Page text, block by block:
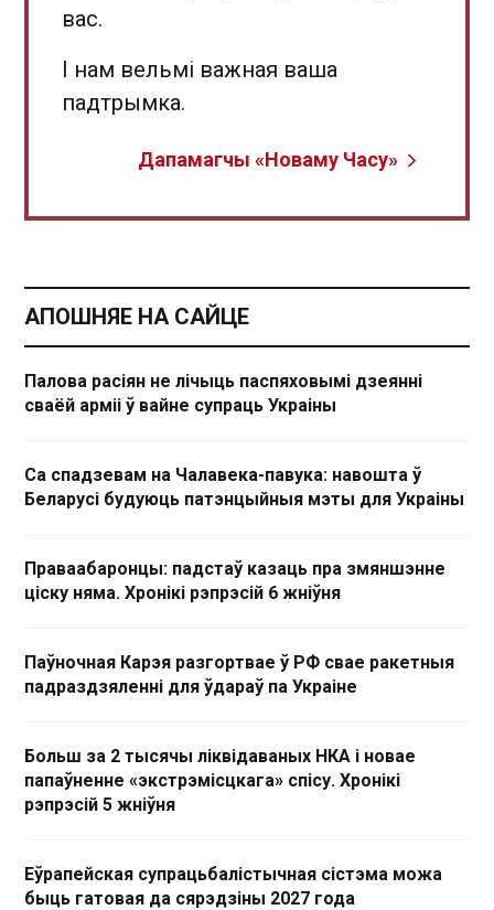
вас.
І нам вельмі важная ваша
падтрымка.
Дапамагчы «Новаму Часу»
АПОШНЯЕ НА САЙЦЕ
Палова расіян не лічыць паспяховымі дзеянні
сваёй арміі ў вайне супраць Украіны
Са спадзевам на Чалавека-павука: навошта ў
Беларусі будуюць патэнцыйныя мэты для Украіны
Праваабаронцы: падстаў казаць пра змяншэнне
ціску няма. Хронікі рэпрэсій 6 жніўня
Паўночная Карэя разгортвае ў РФ свае ракетныя
падраздзяленні для ўдараў па Украіне
Больш за 2 тысячы ліквідаваных НКА і новае
папаўненне «экстрэмісцкага» спісу. Хронікі
рэпрэсій 5 жніўня
Еўрапейская супрацьбалістычная сістэма можа
быць гатовая да сярэдзіны 2027 года